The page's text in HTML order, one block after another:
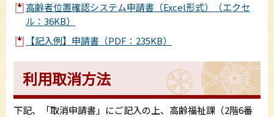
高齢者位置確認システム申請書（Excel形式）（エクセ
ル：36KB）
【記入例】申請書（PDF：235KB）
利用取消方法
下記、「取消申請書」にご記入の上、高齢福祉課（2階6番